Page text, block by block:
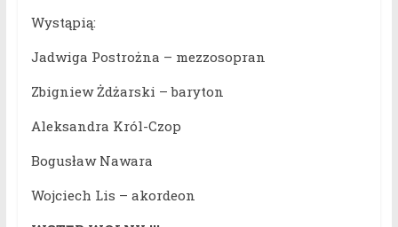
Wystąpią:
Jadwiga Postrożna – mezzosopran
Zbigniew Żdżarski – baryton
Aleksandra Król-Czop
Bogusław Nawara
Wojciech Lis – akordeon